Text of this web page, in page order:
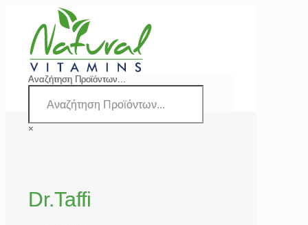
Αναζήτηση Προϊόντων...
×
Dr.Taffi